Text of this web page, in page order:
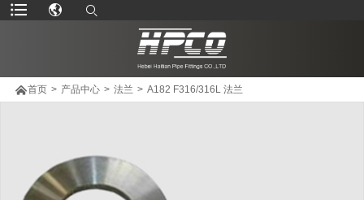
首页 > 产品中心 > 法兰 > A182 F316/316L 法兰